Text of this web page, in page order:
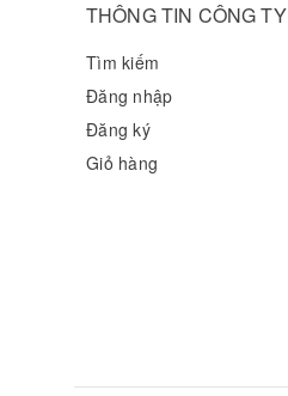
THÔNG TIN CÔNG TY
Tìm kiếm
Đăng nhập
Đăng ký
Giỏ hàng